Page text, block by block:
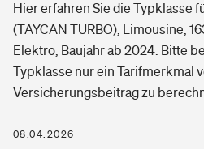
Arbeitsrechtsschutz
Berufshaftpflichtversicherung
Hausratversicherung
Elementarversicherung
Photovoltaik
Wärmepumpen versichern
Pri­vate Haft­pflicht­
Rechts­schutz­ver­si­che­rung
Gesundheit
Private Krankenversicherung
Hier erfahren Sie die Typklasse
(TAYCAN TURBO), Limousine,
Elektro, Baujahr ab 2024. Bitte
Typklasse nur ein Tarifmerkmal
Versicherungsbeitrag zu
08.04.2026